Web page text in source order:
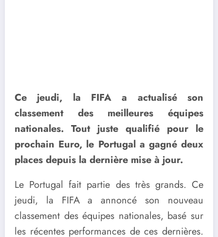
Ce jeudi, la FIFA a actualisé son
classement des meilleures équipes
nationales. Tout juste qualifié pour le
prochain Euro, le Portugal a gagné deux
places depuis la dernière mise à jour.
Le Portugal fait partie des très grands. Ce
jeudi, la FIFA a annoncé son nouveau
classement des équipes nationales, basé sur
les récentes performances de ces dernières.